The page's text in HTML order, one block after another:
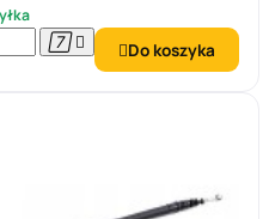
  Do koszyka